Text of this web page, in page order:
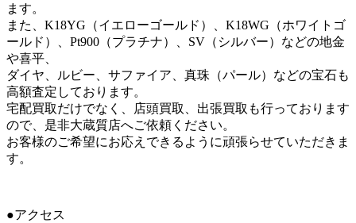
ます。
また、K18YG（イエローゴールド）、K18WG（ホワイトゴ
ールド）、Pt900（プラチナ）、SV（シルバー）などの地金
や喜平、
ダイヤ、ルビー、サファイア、真珠（パール）などの宝石も
高額査定しております。
宅配買取だけでなく、店頭買取、出張買取も行っております
ので、是非大蔵質店へご依頼ください。
お客様のご希望にお応えできるように頑張らせていただきま
す。
●アクセス